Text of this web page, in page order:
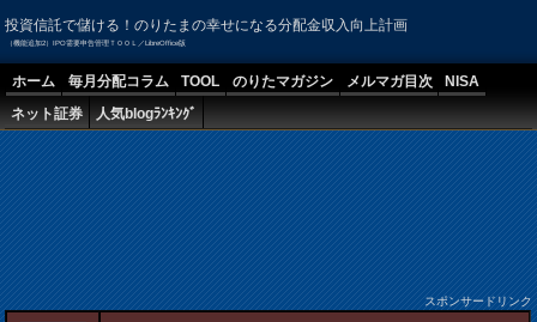
投資信託で儲ける！のりたまの幸せになる分配金収入向上計画
（機能追加2）IPO需要申告管理ＴＯＯＬ／LibreOffice版
ホーム 毎月分配コラム TOOL のりたマガジン メルマガ目次
NISA
ネット証券
人気blogﾗﾝｷﾝｸﾞ
スポンサードリンク